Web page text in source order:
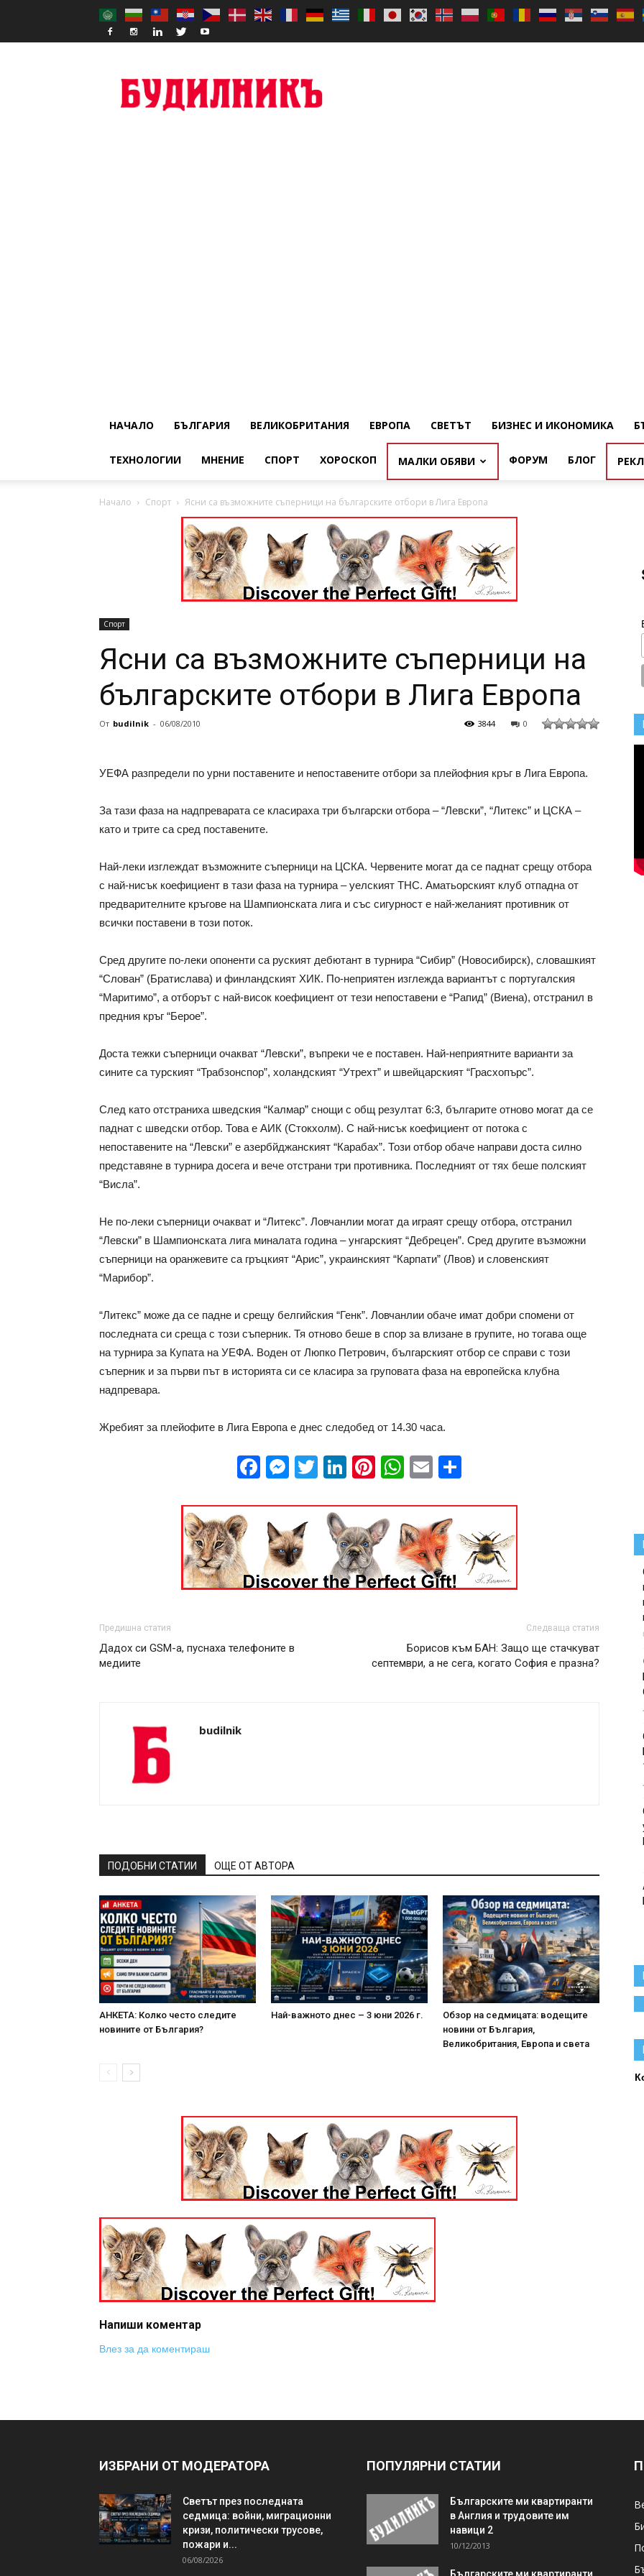
НАЧАЛО БЪЛГАРИЯ ВЕЛИКОБРИТАНИЯ ЕВРОПА СВЕТЪТ БИЗНЕС И ИКОНОМИКА
ТЕХНОЛОГИИ МНЕНИЕ СПОРТ ХОРОСКОП МАЛКИ ОБЯВИ ФОРУМ БЛОГ
Начало Спорт Ясни са възможните съперници на българските отбори в Лига Европа
Спорт
Ясни са възможните съперници на
българските отбори в Лига Европа
От budilnik - 06/08/2010 0
3844
УЕФА разпредели по урни поставените и непоставените отбори за плейофния кръг в Лига Европа.
За тази фаза на надпреварата се класираха три български отбора – “Левски”, “Литекс” и ЦСКА –
като и трите са сред поставените.
Най-леки изглеждат възможните съперници на ЦСКА. Червените могат да се паднат срещу отбора
с най-нисък коефициент в тази фаза на турнира – уелският ТНС. Аматьорският клуб отпадна от
предварителните кръгове на Шампионската лига и със сигурност е най-желаният противник от
всички поставени в този поток.
Сред другите по-леки опоненти са руският дебютант в турнира “Сибир” (Новосибирск), словашкият
“Слован” (Братислава) и финландският ХИК. По-неприятен изглежда вариантът с португалския
“Маритимо”, а отборът с най-висок коефициент от тези непоставени е “Рапид” (Виена), отстранил в
предния кръг “Берое”.
Доста тежки съперници очакват “Левски”, въпреки че е поставен. Най-неприятните варианти за
сините са турският “Трабзонспор”, холандският “Утрехт” и швейцарският “Грасхопърс”.
След като отстраниха шведския “Калмар” снощи с общ резултат 6:3, българите отново могат да се
паднат с шведски отбор. Това е АИК (Стокхолм). С най-нисък коефициент от потока с
непоставените на “Левски” е азербйджанският “Карабах”. Този отбор обаче направи доста силно
представяне в турнира досега и вече отстрани три противника. Последният от тях беше полският
“Висла”.
Не по-леки съперници очакват и “Литекс”. Ловчанлии могат да играят срещу отбора, отстранил
“Левски” в Шампионската лига миналата година – унгарският “Дебрецен”. Сред другите възможни
съперници на оранжевите са гръцкият “Арис”, украинският “Карпати” (Лвов) и словенският
“Марибор”.
“Литекс” може да се падне и срещу белгийския “Генк”. Ловчанлии обаче имат добри спомени от
последната си среща с този съперник. Тя отново беше в спор за влизане в групите, но тогава още
на турнира за Купата на УЕФА. Воден от Люпко Петрович, българският отбор се справи с този
съперник и за първи път в историята си се класира за груповата фаза на европейска клубна
надпревара.
Жребият за плейофите в Лига Европа е днес следобед от 14.30 часа.
Facebook
Messenger
Twitter
LinkedIn
Pinterest
WhatsApp
Email
Предишна статия
Дадох си GSM-а, пуснаха телефоните в
медиите
Следваща статия
Борисов към БАН: Защо ще стачкуват
септември, а не сега, когато София е празна?
budilnik
ПОДОБНИ СТАТИИ ОЩЕ ОТ АВТОРА
АНКЕТА: Колко често следите
новините от България?
Най-важното днес – 3 юни 2026 г.
Обзор на седмицата: водещите
новини от България,
Великобритания, Европа и света
Напиши коментар
Влез за да коментираш
ИЗБРАНИ ОТ МОДЕРАТОРА
Светът през последната
седмица: войни, миграционни
кризи, политически трусове,
пожари и...
06/08/2026
ПОПУЛЯРНИ СТАТИИ
Българските ми квартиранти
в Англия и трудовите им
навици 2
10/12/2013